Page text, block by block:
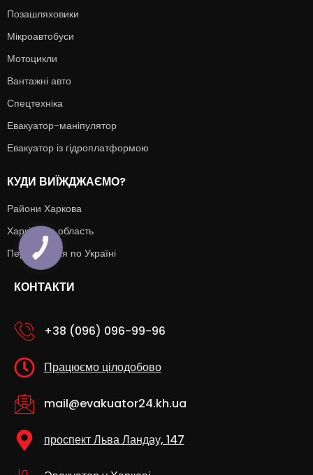
Позашляховики
Мікроавтобуси
Мотоцикли
Вантажні авто
Спецтехніка
Евакуатор-маніпулятор
Евакуатор із гідроплатформою
КУДИ ВИЇЖДЖАЄМО?
Райони Харкова
Харківська область
Перевезення по Україні
КОНТАКТИ
+38 (096) 096-99-96
Працюємо цілодобово
mail@evakuator24.kh.ua
проспект Льва Ландау, 147